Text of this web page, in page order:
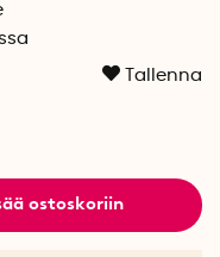
Tallenna
ostoskoriin